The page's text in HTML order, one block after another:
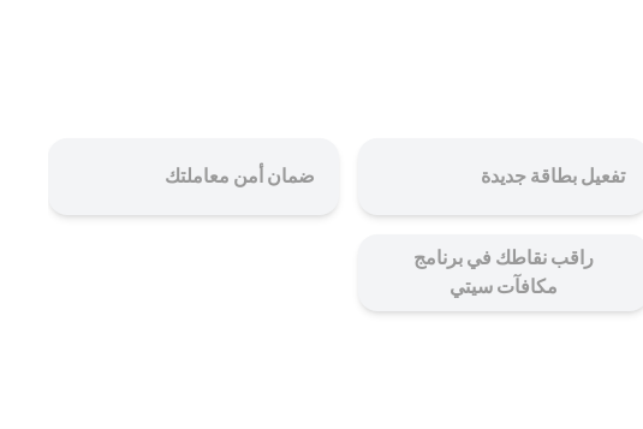
تفعيل بطاقة جديدة ضمان أمن معاملتك
راقب نقاطك في برنامج
مكافآت سيتي